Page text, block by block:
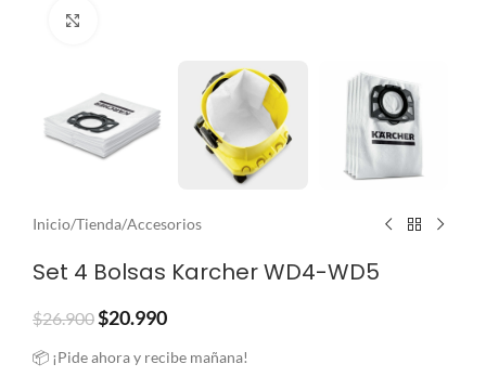
Inicio/Tienda/Accesorios
Set 4 Bolsas Karcher WD4-WD5
$26.900$20.990
📦 ¡Pide ahora y recibe mañana!